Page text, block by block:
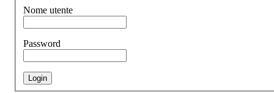
Nome utente
Password